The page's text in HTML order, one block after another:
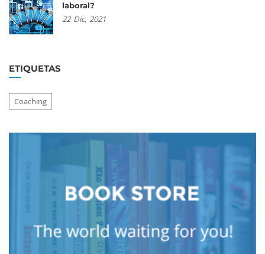
laboral?
22 Dic, 2021
ETIQUETAS
Coaching